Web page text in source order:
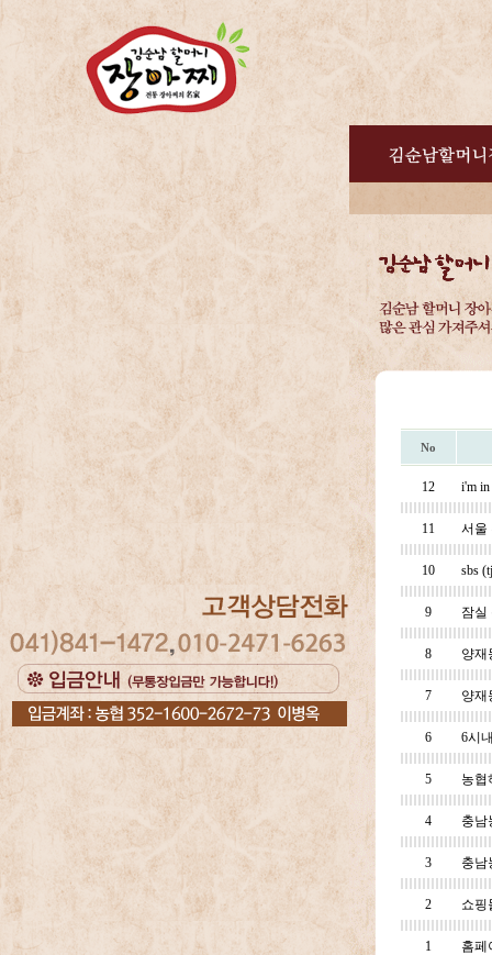
No
12 i'm
11 서울
10 sbs
9 잠실
8 양재
7 양재
6 6시
5 농협
4 충남
3 충남
2 쇼핑
1 홈페